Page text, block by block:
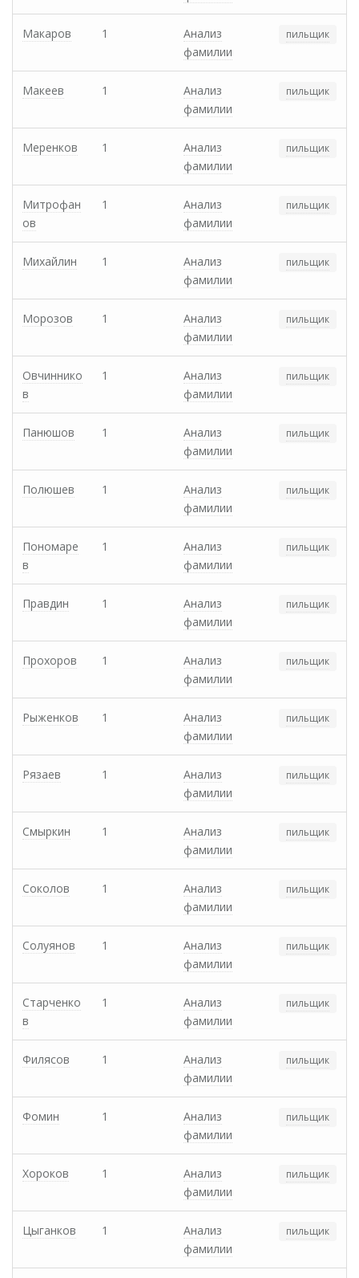
Макаров 1
Анализ
фамилии
пильщик
Макеев 1
Анализ
фамилии
пильщик
Меренков 1
Анализ
фамилии
пильщик
Митрофан
ов
1
Анализ
фамилии
пильщик
Михайлин 1
Анализ
фамилии
пильщик
Морозов 1
Анализ
фамилии
пильщик
Овчиннико
в
1
Анализ
фамилии
пильщик
Панюшов 1
Анализ
фамилии
пильщик
Полюшев 1
Анализ
фамилии
пильщик
Пономаре
в
1
Анализ
фамилии
пильщик
Правдин 1
Анализ
фамилии
пильщик
Прохоров 1
Анализ
фамилии
пильщик
Рыженков 1
Анализ
фамилии
пильщик
Рязаев 1
Анализ
фамилии
пильщик
Смыркин 1
Анализ
фамилии
пильщик
Соколов 1
Анализ
фамилии
пильщик
Солуянов 1
Анализ
фамилии
пильщик
Старченко
в
1
Анализ
фамилии
пильщик
Филясов 1
Анализ
фамилии
пильщик
Фомин 1
Анализ
фамилии
пильщик
Хороков 1
Анализ
фамилии
пильщик
Цыганков 1
Анализ
фамилии
пильщик